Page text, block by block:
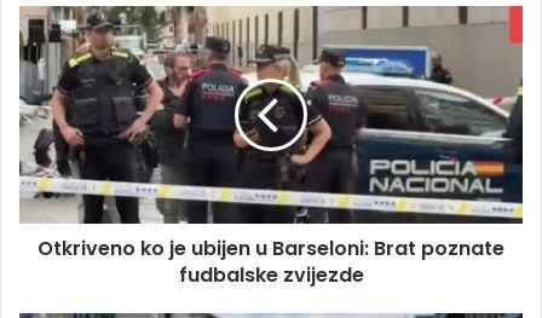
E
m
a
i
l
d
r
O
t
k
r
i
e
n
o
Otkriveno ko je ubijen u Barseloni: Brat poznate
fudbalske zvijezde